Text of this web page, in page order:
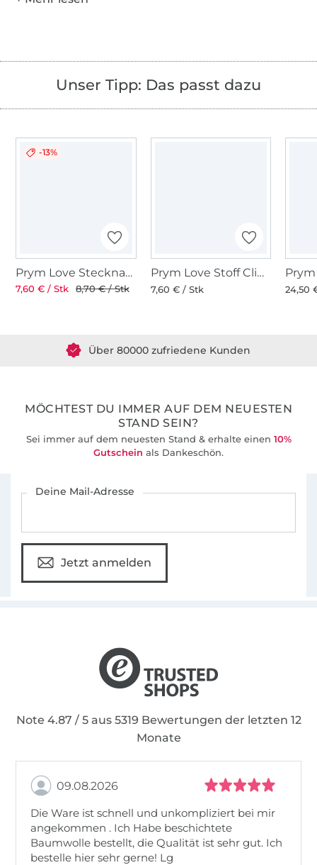
Unser Tipp: Das passt dazu
-13%
Prym Love Stecknadeln 50 Stck.
7,60 € / Stk 8,70 € / Stk
Prym Love Stoff Clips 2,6 cm
7,60 € / Stk 24,50
MÖCHTEST DU IMMER AUF DEM NEUESTEN
STAND SEIN?
Sei immer auf dem neuesten Stand & erhalte einen 10%
Gutschein als Dankeschön.
Deine Mail-Adresse
Jetzt anmelden
Note 4.87 / 5 aus 5319 Bewertungen der letzten 12
Monate
09.08.2026
Die Ware ist schnell und unkompliziert bei mir
angekommen . Ich Habe beschichtete
Baumwolle bestellt, die Qualität ist sehr gut. Ich
bestelle hier sehr gerne! Lg